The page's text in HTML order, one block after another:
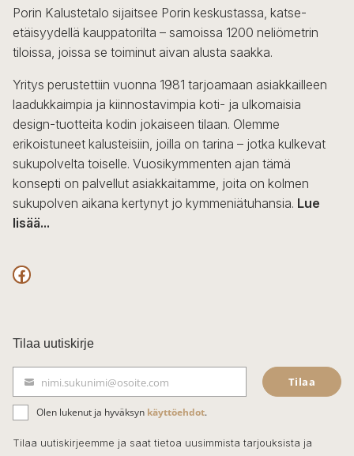
tehdä
valinnat
tuotteen
sivulla.
Porin Kalustetalo sijaitsee Porin keskustassa, katse-
etäisyydellä kauppatorilta – samoissa 1200 neliömetrin
tiloissa, joissa se toiminut aivan alusta saakka.
Yritys perustettiin vuonna 1981 tarjoamaan asiakkailleen
laadukkaimpia ja kiinnostavimpia koti- ja ulkomaisia
design-tuotteita kodin jokaiseen tilaan. Olemme
erikoistuneet kalusteisiin, joilla on tarina – jotka kulkevat
sukupolvelta toiselle. Vuosikymmenten ajan tämä
konsepti on palvellut asiakkaitamme, joita on kolmen
sukupolven aikana kertynyt jo kymmeniätuhansia. Lue
lisää...
F
c
e
b
o
o
Tilaa uutiskirje
ä
h
k
nimi.sukunimi@osoite.com Tilaa
Olen lukenut ja hyväksyn käyttöehdot.
Tilaa uutiskirjeemme ja saat tietoa uusimmista tarjouksista ja